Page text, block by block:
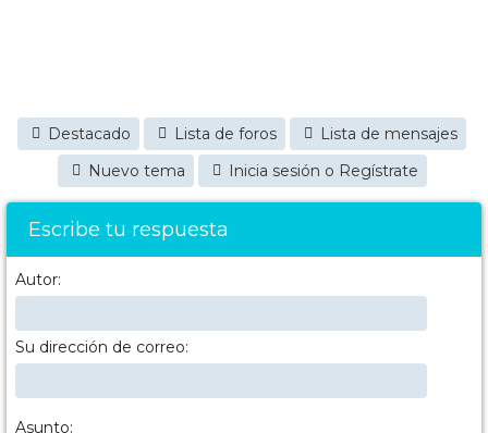
Destacado Lista de foros
Lista de mensajes
Nuevo tema
Inicia sesión o Regístrate
Escribe tu respuesta
Autor:
Su dirección de correo:
Asunto: